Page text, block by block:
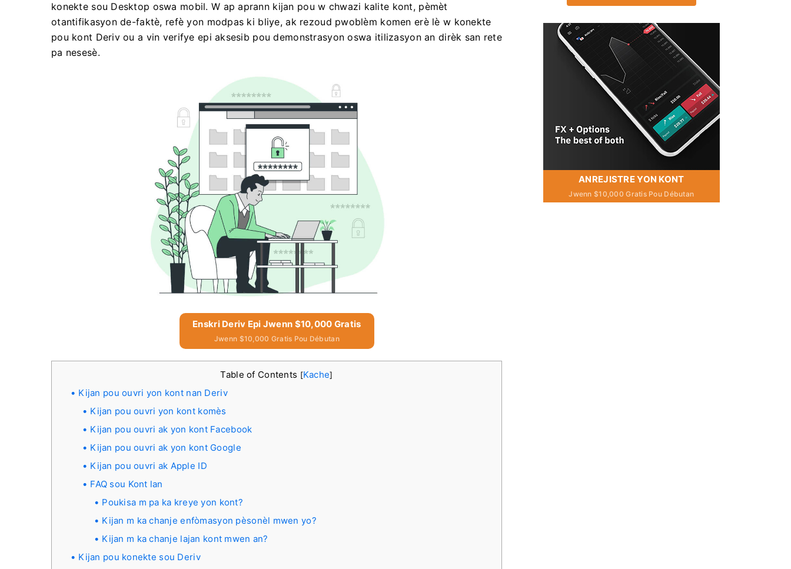
konekte sou Desktop oswa mobil. W ap aprann kijan pou w chwazi kalite kont, pèmèt
otantifikasyon de-faktè, refè yon modpas ki bliye, ak rezoud pwoblèm komen erè lè w konekte
pou kont Deriv ou a vin verifye epi aksesib pou demonstrasyon oswa itilizasyon an dirèk san rete
pa nesesè.
Enskri Deriv Epi Jwenn $10,000 Gratis
Jwenn $10,000 Gratis Pou Débutan
Table of Contents [Kache]
Kijan pou ouvri yon kont nan Deriv
Kijan pou ouvri yon kont komès
Kijan pou ouvri ak yon kont Facebook
Kijan pou ouvri ak yon kont Google
Kijan pou ouvri ak Apple ID
FAQ sou Kont lan
Poukisa m pa ka kreye yon kont?
Kijan m ka chanje enfòmasyon pèsonèl mwen yo?
Kijan m ka chanje lajan kont mwen an?
Kijan pou konekte sou Deriv
ANREJISTRE YON KONT
Jwenn $10,000 Gratis Pou Débutan